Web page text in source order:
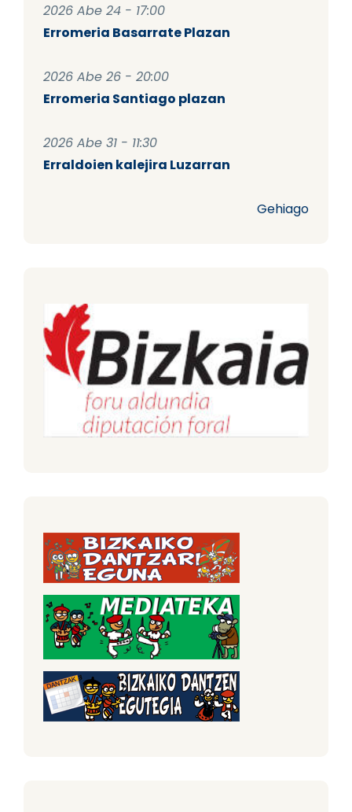
2026 Abe 24 - 17:00
Erromeria Basarrate Plazan
2026 Abe 26 - 20:00
Erromeria Santiago plazan
2026 Abe 31 - 11:30
Erraldoien kalejira Luzarran
Gehiago